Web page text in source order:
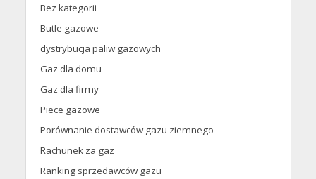
Bez kategorii
Butle gazowe
dystrybucja paliw gazowych
Gaz dla domu
Gaz dla firmy
Piece gazowe
Porównanie dostawców gazu ziemnego
Rachunek za gaz
Ranking sprzedawców gazu